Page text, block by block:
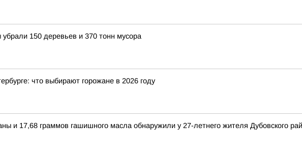
150 деревьев и 370 тонн мусора
что выбирают горожане в 2026 году
и 17,68 граммов гашишного масла обнаружили у 27-летнего жителя Дубовского